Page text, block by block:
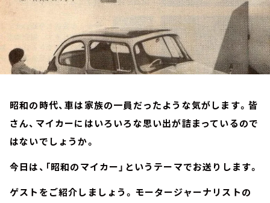
昭和の時代、車は家族の一員だったような気がします。皆
さん、マイカーにはいろいろな思い出が詰まっているので
はないでしょうか。
今日は、「昭和のマイカー」というテーマでお送りします。
ゲストをご紹介しましょう。モータージャーナリストの